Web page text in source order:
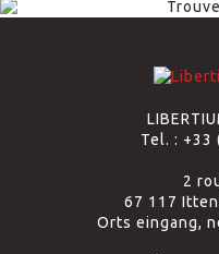
Tel. : +33
2
67 117
Orts eingang,